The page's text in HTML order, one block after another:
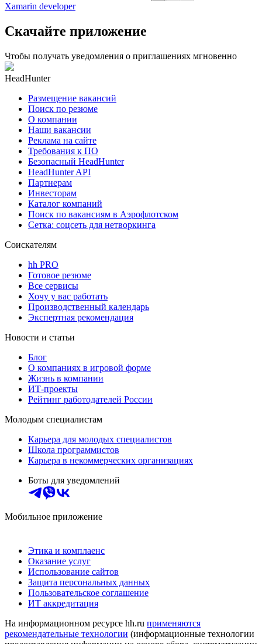
Xamarin developer
Скачайте приложение
Чтобы получать уведомления о приглашениях мгновенно
HeadHunter
Размещение вакансий
Поиск по резюме
О компании
Наши вакансии
Реклама на сайте
Требования к ПО
Безопасный HeadHunter
HeadHunter API
Партнерам
Инвесторам
Каталог компаний
Поиск по вакансиям в Аэрофлотском
Сетка: соцсеть для нетворкинга
Соискателям
hh PRO
Готовое резюме
Все сервисы
Хочу у вас работать
Производственный календарь
Экспертная рекомендация
Новости и статьи
Блог
О компаниях в игровой форме
Жизнь в компании
ИТ-проекты
Рейтинг работодателей России
Молодым специалистам
Карьера для молодых специалистов
Школа программистов
Карьера в некоммерческих организациях
Боты для уведомлений
Мобильное приложение
Этика и комплаенс
Оказание услуг
Использование сайтов
Защита персональных данных
Пользовательское соглашение
ИТ аккредитация
На информационном ресурсе hh.ru применяются
рекомендательные технологии (информационные технологии